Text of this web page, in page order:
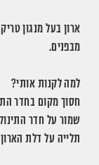
ארון בעל מנגון
מבפנים.
למה לקנות אותי?
חסוך מקום בחדר
תלייה על דלת